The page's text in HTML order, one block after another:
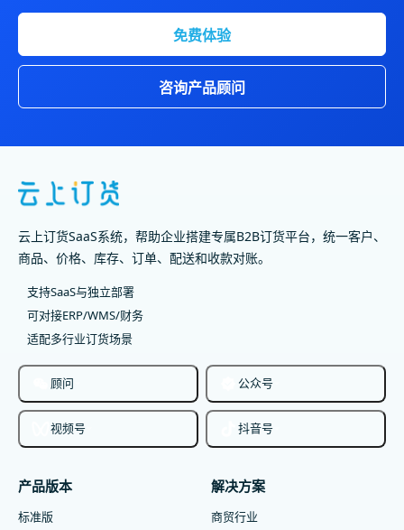
免费体验
咨询产品顾问
云上订货SaaS系统，帮助企业搭建专属B2B订货平台，统一客户、
商品、价格、库存、订单、配送和收款对账。
支持SaaS与独立部署
可对接ERP/WMS/财务
适配多行业订货场景
顾问 公众号
视频号 抖音号
产品版本
标准版
解决方案
商贸行业